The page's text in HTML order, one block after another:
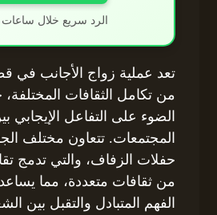
الرد سريع خلال ساعات
تعد عملية زواج الأجانب في
من تكامل الثقافات
الضوء على التفاعل الإيجابي
المجتمعات. تتعاون مختلف
حفلات الزفاف، والتي تدمج
من ثقافات متعددة، مما
الفهم المتبادل والتقبل بين